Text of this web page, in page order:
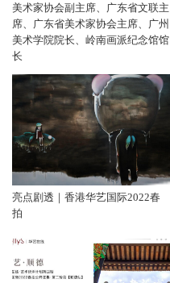
美术家协会副主席、广东省文联主
席、广东省美术家协会主席、广州
美术学院院长、岭南画派纪念馆馆
长
亮点剧透｜香港华艺国际2022春
拍